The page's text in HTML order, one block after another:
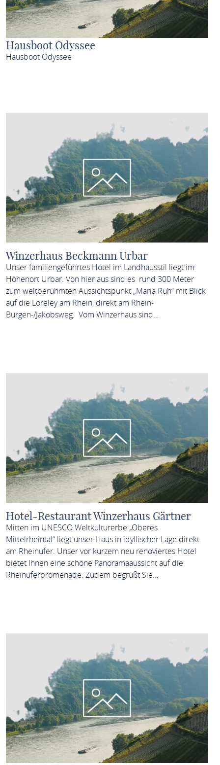
Hausboot Odyssee
Hausboot Odyssee
Winzerhaus Beckmann Urbar
Unser familiengeführtes Hotel im Landhausstil liegt im
Höhenort Urbar. Von hier aus sind es rund 300 Meter
zum weltberühmten Aussichtspunkt „Maria Ruh“ mit Blick
auf die Loreley am Rhein, direkt am Rhein-
Burgen-/Jakobsweg. Vom Winzerhaus sind…
Hotel-Restaurant Winzerhaus Gärtner
Mitten im UNESCO Weltkulturerbe „Oberes
Mittelrheintal“ liegt unser Haus in idyllischer Lage direkt
am Rheinufer. Unser vor kurzem neu renoviertes Hotel
bietet Ihnen eine schöne Panoramaaussicht auf die
Rheinuferpromenade. Zudem begrüßt Sie…